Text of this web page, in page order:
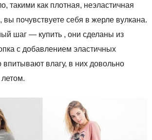
такими как плотная, неэластичная
вы почувствуете себя в жерле вулкана.
шаг — купить , они сделаны из
с добавлением эластичных
впитывают влагу, в них довольно